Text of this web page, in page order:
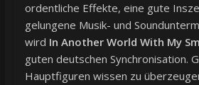
ordentliche Effekte, eine gute
gelungene Musik- und
wird In Another World With My
guten deutschen Synchronisation.
Hauptfiguren wissen zu